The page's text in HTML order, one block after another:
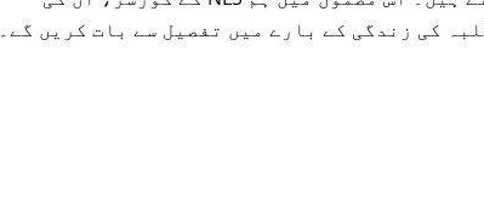
کی زندگی کے بارے میں تفصیل سے بات کریں گے۔